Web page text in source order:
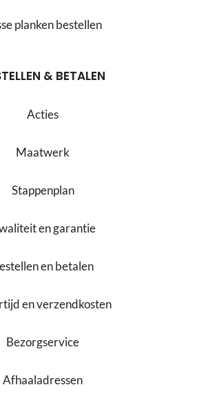
planken bestellen
& BETALEN
Acties
Maatwerk
Stappenplan
en garantie
en betalen
en verzendkosten
Bezorgservice
Afhaaladressen